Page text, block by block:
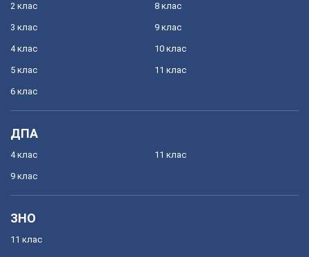
2 клас
3 клас
4 клас
5 клас
6 клас
8 клас
9 клас
10 клас
11 клас
ДПА
4 клас
9 клас
11 клас
ЗНО
11 клас